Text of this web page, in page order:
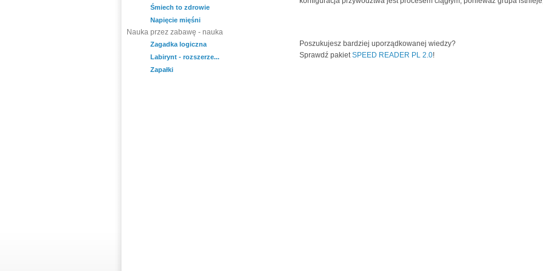
Śmiech to zdrowie
Napięcie mięśni
Nauka przez zabawę - nauka
Zagadka logiczna
Labirynt - rozszerze...
Zapałki
Poszukujesz bardziej uporządkowanej wiedzy?
Sprawdź pakietSPEED READER PL 2.0!